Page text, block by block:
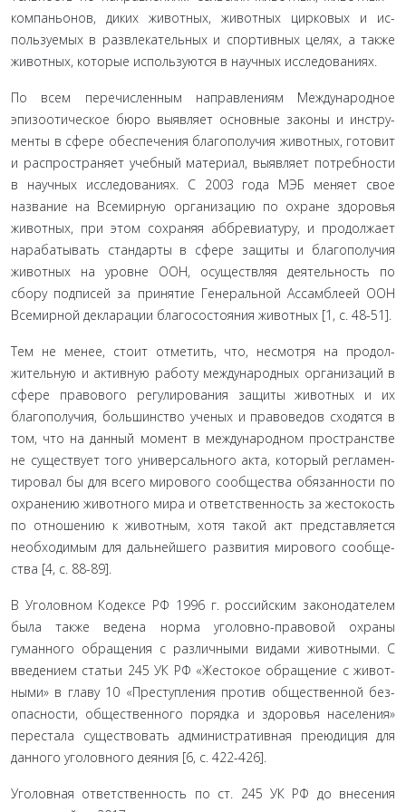
компаньонов, диких животных, животных цирковых и ис­
пользуемых в развлекательных и спортивных целях, а также
животных, которые используются в научных исследованиях.
По всем перечисленным направлениям Международное
эпизоотическое бюро выявляет основные законы и инстру­
менты в сфере обеспечения благополучия животных, готовит
и распространяет учебный материал, выявляет потребности
в научных исследованиях. С 2003 года МЭБ меняет свое
назва­ние на Всемирную организацию по охране здоровья
живот­ных, при этом сохраняя аббревиатуру, и продолжает
нараба­тывать стандарты в сфере защиты и благополучия
животных на уровне ООН, осуществляя деятельность по
сбору подпи­сей за принятие Генеральной Ассамблеей ООН
Всемирной декларации благосостояния животных [1, с. 48-51].
Тем не менее, стоит отметить, что, несмотря на продол­
жительную и активную работу международных организаций в
сфере правового регулирования защиты животных и их
благополучия, большинство ученых и правоведов сходятся в
том, что на данный момент в международном пространстве
не существует того универсального акта, который регламен­
тировал бы для всего мирового сообщества обязанности по
охранению животного мира и ответственность за жестокость
по отношению к животным, хотя такой акт представляется
необходимым для дальнейшего развития мирового сообще­
ства [4, с. 88-89].
В Уголовном Кодексе РФ 1996 г. российским законода­телем
была также ведена норма уголовно-правовой охраны
гуманного обращения с различными видами животными. С
введением статьи 245 УК РФ «Жестокое обращение с живот­
ными» в главу 10 «Преступления против общественной без­
опасности, общественного порядка и здоровья населения»
перестала существовать административная преюдиция для
данного уголовного деяния [6, с. 422-426].
Уголовная ответственность по ст. 245 УК РФ до внесения